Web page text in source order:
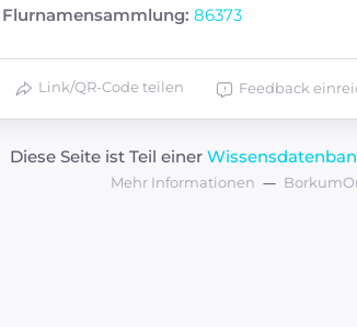
86373
Link/QR-Code teilen Feedback
Diese Seite ist Teil einer
Mehr Informationen